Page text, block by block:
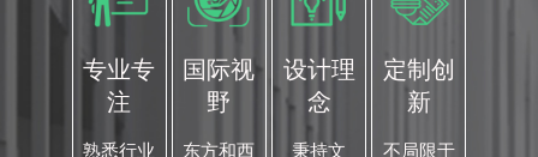
专业专
注
熟悉行业
国际视
野
东方和西
设计理
念
秉持文
定制创
新
不局限于